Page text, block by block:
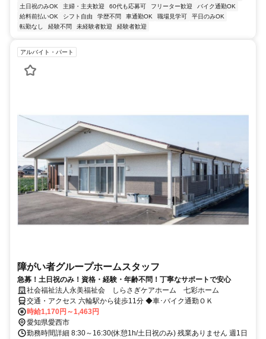
土日祝のみOK
主婦・主夫歓迎 60代も応募可 フリーター歓迎
バイク通勤OK
給料前払いOK
シフト自由 学歴不問 車通勤OK 職場見学可
平日のみOK
転勤なし
経験不問 未経験者歓迎 経験者歓迎
アルバイト・パート
障がい者グループホームスタッフ
急募！土日祝のみ！資格・経験・年齢不問！丁寧なサポートで安心
社会福祉法人永美福祉会 しらさぎケアホーム 七彩ホーム
交通・アクセス 六輪駅から徒歩11分 ◆車･バイク通勤ＯＫ
時給1,170円～1,463円
愛知県愛西市
勤務時間詳細 8:30～16:30(休憩1h/土日祝のみ) 残業ありません 週1日